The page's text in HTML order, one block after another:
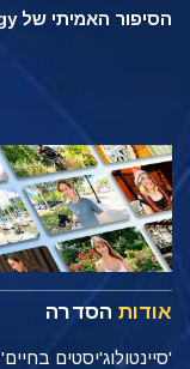
הסיפור האמיתי של Scientology
אודות הסדרה
'סיינטולוג'יסטים